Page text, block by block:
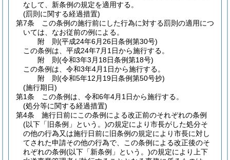
なして、新条例の規定を適用する。
(罰則に関する経過措置)
第7条
この条例の施行前にした行為に対する罰則の適用につ
いては、なお従前の例による。
附 則(平成24年6月26日条例第30号)
この条例は、平成24年7月1日から施行する。
附 則(令和3年3月18日条例第18号)
この条例は、令和3年4月1日から施行する。
附 則(令和5年12月19日条例第50号抄)
(施行期日)
第1条
この条例は、令和6年4月1日から施行する。
(処分等に関する経過措置)
第4条
施行日前にこの条例による改正前のそれぞれの条例
(以下「旧条例」という。)の規定により市長がした処分そ
の他の行為又は施行日前に旧条例の規定により市長に対し
てされた申請その他の行為で、この条例による改正後のそ
れぞれの条例(以下「新条例」という。)の規定により上下